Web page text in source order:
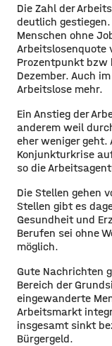
Die Zahl der
deutlich
Menschen ohne
Arbeitslosenquote
Prozentpunkt bzw
Dezember. Auch
Arbeitslose mehr.
Ein Anstieg der
anderem weil
eher weniger
Konjunkturkrise
so die
Die Stellen gehen
Stellen gibt es
Gesundheit und
Berufen sei ohne
möglich.
Gute Nachrichten
Bereich der
eingewanderte
Arbeitsmarkt
insgesamt sinkt
Bürgergeld.